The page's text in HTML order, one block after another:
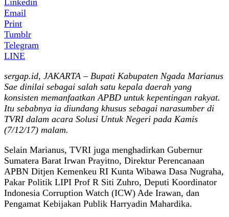
Email
Print
Tumblr
Telegram
LINE
sergap.id, JAKARTA – Bupati Kabupaten Ngada Marianus
Sae dinilai sebagai salah satu kepala daerah yang
konsisten memanfaatkan APBD untuk kepentingan rakyat.
Itu sebabnya ia diundang khusus sebagai narasumber di
TVRI dalam acara Solusi Untuk Negeri pada Kamis
(7/12/17) malam.
Selain Marianus, TVRI juga menghadirkan Gubernur
Sumatera Barat Irwan Prayitno, Direktur Perencanaan
APBN Ditjen Kemenkeu RI Kunta Wibawa Dasa Nugraha,
Pakar Politik LIPI Prof R Siti Zuhro, Deputi Koordinator
Indonesia Corruption Watch (ICW) Ade Irawan, dan
Pengamat Kebijakan Publik Harryadin Mahardika.